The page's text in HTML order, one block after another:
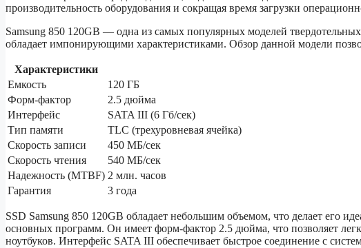
производительность оборудования и сокращая время загрузки
Samsung 850 120GB — одна из самых популярных моделей
обладает импонирующими характеристиками. Обзор данной модели
Характеристики
Емкость
120 ГБ
Форм-фактор
2.5 дюйма
Интерфейс
SATA III (6 Гб/сек)
Тип памяти
TLC (трехуровневая ячейка)
Скорость записи
450 МБ/сек
Скорость чтения
540 МБ/сек
Надежность (MTBF) 2 млн. часов
Гарантия
3 года
SSD Samsung 850 120GB обладает небольшим объемом, что делает его
основных программ. Он имеет форм-фактор 2.5 дюйма, что позволяет
ноутбуков. Интерфейс SATA III обеспечивает быстрое соединение с